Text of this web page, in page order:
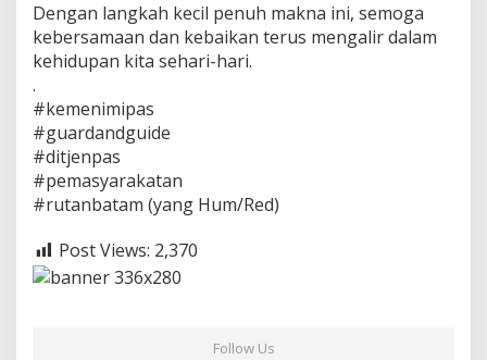
Dengan langkah kecil penuh makna ini, semoga
kebersamaan dan kebaikan terus mengalir dalam
kehidupan kita sehari-hari.
.
#kemenimipas
#guardandguide
#ditjenpas
#pemasyarakatan
#rutanbatam (yang Hum/Red)
Post Views: 2,370
Follow Us